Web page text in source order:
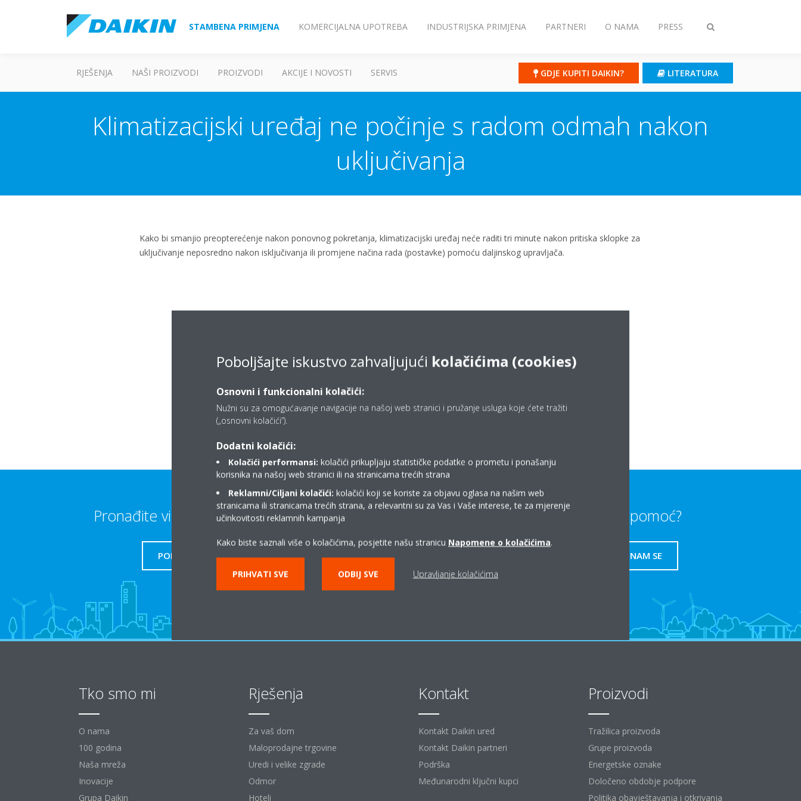
Toggle
STAMBENA PRIMJENA KOMERCIJALNA UPOTREBA INDUSTRIJSKA PRIMJENA PARTNERI O NAMA PRESS
RJEŠENJA NAŠI PROIZVODI PROIZVODI AKCIJE I NOVOSTI SERVIS GDJE KUPITI DAIKIN? LITERATURA
Klimatizacijski uređaj ne počinje s radom odmah nakon
uključivanja
Kako bi smanjio preopterećenje nakon ponovnog pokretanja, klimatizacijski uređaj neće raditi tri minute nakon pritiska sklopke za
uključivanje neposredno nakon isključivanja ili promjene načina rada (postavke) pomoću daljinskog upravljača.
Pronađite više informacija
PODRŠKA
Gdje kupiti Daikin?
KONTAKT DAIKIN PARTNERI
Trebate li pomoć?
OBRATITE NAM SE
Tko smo mi
O nama
100 godina
Naša mreža
Inovacije
Grupa Daikin
Rješenja
Za vaš dom
Maloprodajne trgovine
Uredi i velike zgrade
Odmor
Hoteli
Kontakt
Kontakt Daikin ured
Kontakt Daikin partneri
Podrška
Međunarodni ključni kupci
Proizvodi
Tražilica proizvoda
Grupe proizvoda
Energetske oznake
Določeno obdobje podpore
Politika obavještavanja i otkrivanja
Poboljšajte iskustvo zahvaljujući kolačićima (cookies)
Osnovni i funkcionalni kolačići:
Nužni su za omogućavanje navigacije na našoj web stranici i pružanje usluga koje ćete tražiti
(„osnovni kolačići”).
Dodatni kolačići:
Kolačići performansi: kolačići prikupljaju statističke podatke o prometu i ponašanju
korisnika na našoj web stranici ili na stranicama trećih strana
Reklamni/Ciljani kolačići: kolačići koji se koriste za objavu oglasa na našim web
stranicama ili stranicama trećih strana, a relevantni su za Vas i Vaše interese, te za mjerenje
učinkovitosti reklamnih kampanja
Kako biste saznali više o kolačićima, posjetite našu stranicu Napomene o kolačićima.
PRIHVATI SVE ODBIJ SVE Upravljanje kolačićima